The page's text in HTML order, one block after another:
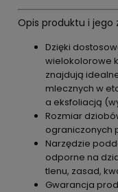
Opis produktu i jego
Dzięki
wielokolorowe
znajdują
mlecznych w
a eksfoliacją
Rozmiar
ograniczonych
Narzędzie
odporne na
tlenu, zasad,
Gwarancja